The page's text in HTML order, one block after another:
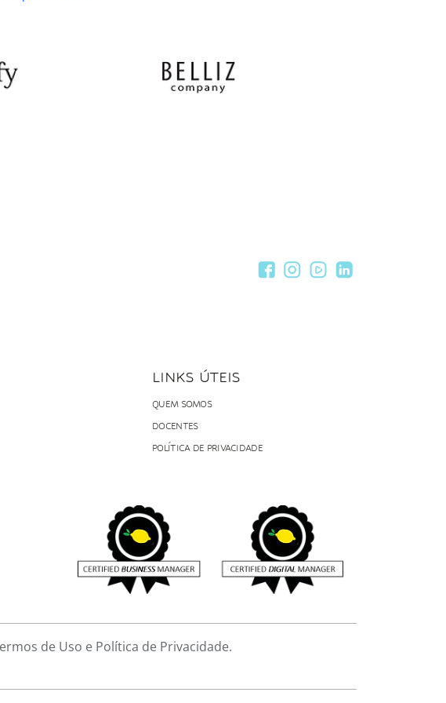
LINKS ÚTEIS
QUEM SOMOS
DOCENTES
POLÍTICA DE PRIVACIDADE
de Uso e Política de Privacidade.